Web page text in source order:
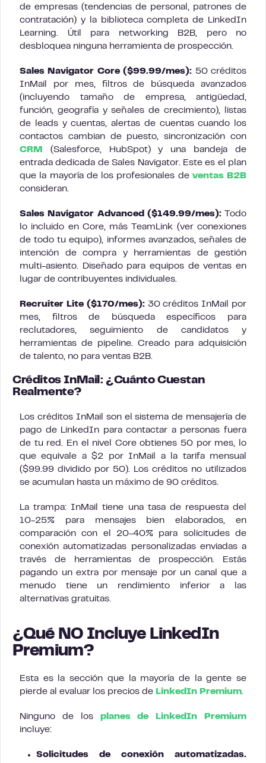
de empresas (tendencias de personal, patrones de
contratación) y la biblioteca completa de LinkedIn
Learning. Útil para networking B2B, pero no
desbloquea ninguna herramienta de prospección.
Sales Navigator Core ($99.99/mes): 50 créditos
InMail por mes, filtros de búsqueda avanzados
(incluyendo tamaño de empresa, antigüedad,
función, geografía y señales de crecimiento), listas
de leads y cuentas, alertas de cuentas cuando los
contactos cambian de puesto, sincronización con
CRM
(Salesforce, HubSpot) y una bandeja de
entrada dedicada de Sales Navigator. Este es el plan
que la mayoría de los profesionales de ventas B2B
consideran.
Sales Navigator Advanced ($149.99/mes):Todo
lo incluido en Core, más TeamLink (ver conexiones
de todo tu equipo), informes avanzados, señales de
intención de compra y herramientas de gestión
multi-asiento. Diseñado para equipos de ventas en
lugar de contribuyentes individuales.
Recruiter Lite ($170/mes):30 créditos InMail por
mes, filtros de búsqueda específicos para
reclutadores, seguimiento de candidatos y
herramientas de pipeline. Creado para adquisición
de talento, no para ventas B2B.
Créditos InMail: ¿Cuánto Cuestan
Realmente?
Los créditos InMail son el sistema de mensajería de
pago de LinkedIn para contactar a personas fuera
de tu red. En el nivel Core obtienes 50 por mes, lo
que equivale a $2 por InMail a la tarifa mensual
($99.99 dividido por 50). Los créditos no utilizados
se acumulan hasta un máximo de 90 créditos.
La trampa: InMail tiene una tasa de respuesta del
10-25% para mensajes bien elaborados, en
comparación con el 20-40% para solicitudes de
conexión automatizadas personalizadas enviadas a
través de herramientas de prospección. Estás
pagando un extra por mensaje por un canal que a
menudo tiene un rendimiento inferior a las
alternativas gratuitas.
¿Qué NO Incluye LinkedIn
Premium?
Esta es la sección que la mayoría de la gente se
pierde al evaluar los precios de LinkedIn Premium.
Ninguno de los planes de LinkedIn Premium
incluye:
Solicitudes de conexión automatizadas.